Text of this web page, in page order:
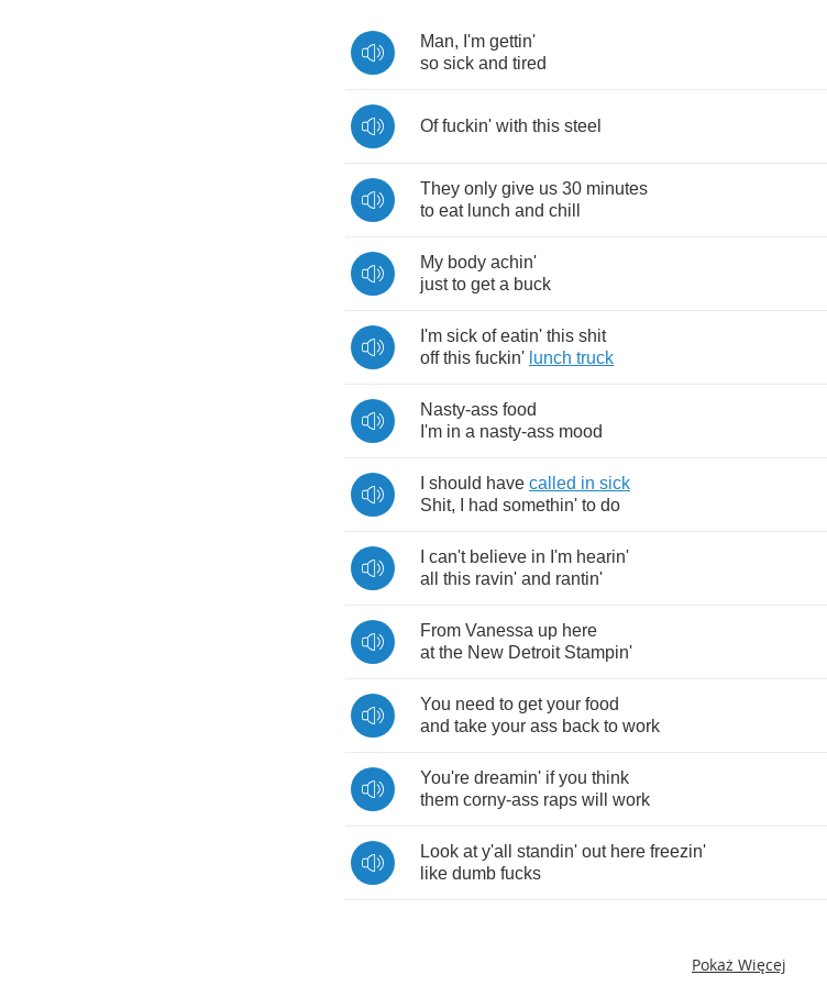
Man, I'm gettin'
so sick and tired
Of fuckin' with this steel
They only give us 30 minutes
to eat lunch and chill
My body achin'
just to get a buck
I'm sick of eatin' this shit
off this fuckin' lunch truck
Nasty-ass food
I'm in a nasty-ass mood
should have called in sick
Shit, had somethin' to do
can't believe in I'm hearin'
all
this ravin' and rantin'
From Vanessa up here
at the New Detroit Stampin'
You need to get your food
and take your ass back to work
You're dreamin' if you think
them corny-ass raps will work
Look at y'all standin' out here freezin'
like dumb fucks
Pokaż Więcej